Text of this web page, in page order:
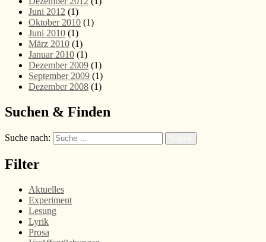
Juni 2012 (1)
Oktober 2010 (1)
Juni 2010 (1)
März 2010 (1)
Januar 2010 (1)
Dezember 2009 (1)
September 2009 (1)
Dezember 2008 (1)
Suchen & Finden
Suche nach:
Filter
Aktuelles
Experiment
Lesung
Lyrik
Prosa